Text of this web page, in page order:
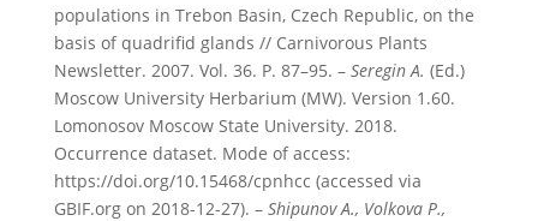
populations in Trebon Basin, Czech Republic, on the
basis of quadrifid glands // Carnivorous Plants
Newsletter. 2007. Vol. 36. P. 87–95. – Seregin A. (Ed.)
Moscow University Herbarium (MW). Version 1.60.
Lomonosov Moscow State University. 2018.
Occurrence dataset. Mode of access:
https://doi.org/10.15468/cpnhcc (accessed via
GBIF.org on 2018-12-27). – Shipunov A., Volkova P.,